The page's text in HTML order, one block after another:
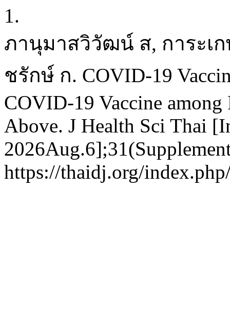
1.
ภานุมาสวิวัฒน์ ส, การะเก
ชรักษ์ ก. COVID-19
COVID-19 Vaccine among
Above. J Health Sci Thai
https://thaidj.org/